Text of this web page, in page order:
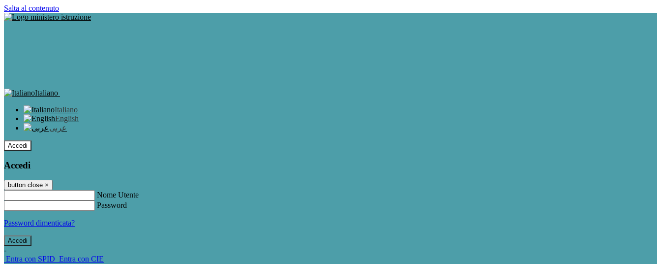
Salta al contenuto
Italiano
Italiano
English
عربى
Accedi
Accedi
button close ×
Nome Utente
Password
Password dimenticata?
-
Entra con SPID Entra con CIE